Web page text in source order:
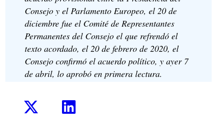
Consejo y el Parlamento Europeo, el 20 de
diciembre fue el Comité de Representantes
Permanentes del Consejo el que refrendó el
texto acordado, el 20 de febrero de 2020, el
Consejo confirmó el acuerdo político, y ayer 7
de abril, lo aprobó en primera lectura.